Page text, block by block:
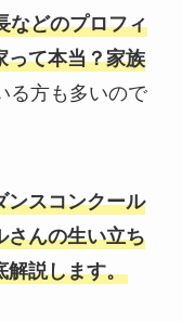
などのプロフィ
って本当？家族
る方も多いので
ンスコンクール
さんの生い立ち
解説します。